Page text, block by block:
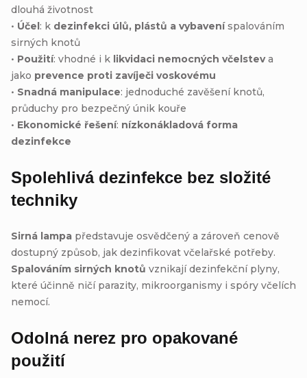
dlouhá životnost
• Účel: k dezinfekci úlů, plástů a vybaveníspalováním
sirných knotů
• Použití: vhodné i k likvidaci nemocných včelsteva
jako prevence proti zavíječi voskovému
• Snadná manipulace: jednoduché zavěšení knotů,
průduchy pro bezpečný únik kouře
• Ekonomické řešení: nízkonákladová forma
dezinfekce
Spolehlivá dezinfekce bez složité
techniky
Sirná lampa představuje osvědčený a zároveň cenově
dostupný způsob, jak dezinfikovat včelařské potřeby.
Spalováním sirných knotů vznikají dezinfekční plyny,
které účinně ničí parazity, mikroorganismy i spóry včelích
nemocí.
Odolná nerez pro opakované
použití